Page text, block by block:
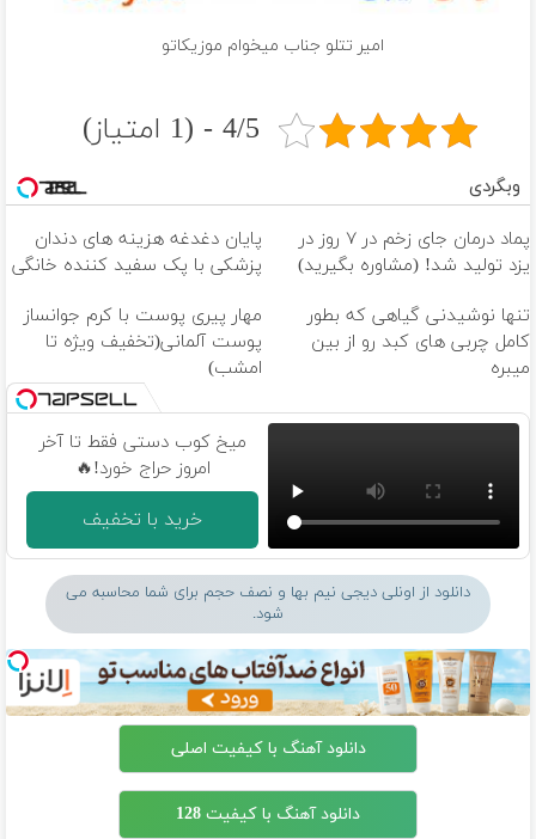
امیر تتلو جناب میخوام موزیکاتو
4/5 - (1 امتیاز)
وبگردی
پماد درمان جای زخم در ۷ روز در
یزد تولید شد! (مشاوره بگیرید)
پایان دغدغه هزینه های دندان
پزشکی با پک سفید کننده خانگی
تنها نوشیدنی گیاهی که بطور
کامل چربی های کبد رو از بین
میبره
مهار پیری پوست با کرم جوانساز
پوست آلمانی(تخفیف ویژه تا
امشب)
میخ کوب دستی فقط تا آخر
امروز حراج خورد!🔥
خرید با تخفیف
دانلود از اونلی دیجی نیم بها و نصف حجم برای شما محاسبه می
شود.
دانلود آهنگ با کیفیت اصلی
دانلود آهنگ با کیفیت 128